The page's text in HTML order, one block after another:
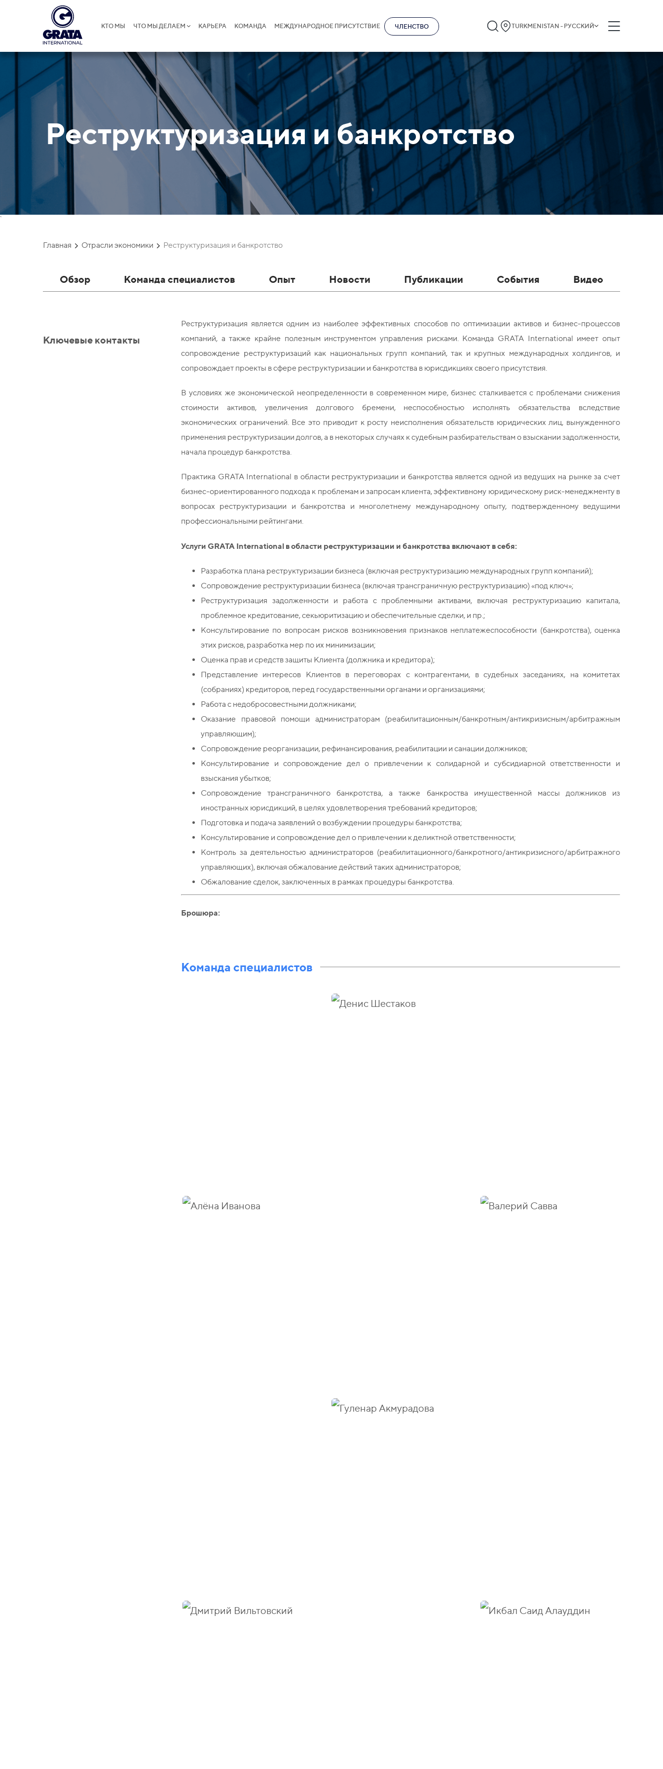
КТО МЫ ЧТО МЫ ДЕЛАЕМ КАРЬЕРА КОМАНДА МЕЖДУНАРОДНОЕ ПРИСУТСТВИЕ ЧЛЕНСТВО TURKMENISTAN - РУССКИЙ
Реструктуризация и банкротство
`
Главная Отрасли экономики Реструктуризация и банкротство
Обзор Команда специалистов Опыт Новости Публикации События Видео
Ключевые контакты
Реструктуризация является одним из наиболее эффективных способов по оптимизации активов и бизнес-процессов
компаний, а также крайне полезным инструментом управления рисками. Команда GRATA International имеет опыт
сопровождение реструктуризаций как национальных групп компаний, так и крупных международных холдингов, и
сопровождает проекты в сфере реструктуризации и банкротства в юрисдикциях своего присутствия.
В условиях же экономической неопределенности в современном мире, бизнес сталкивается с проблемами снижения
стоимости активов, увеличения долгового бремени, неспособностью исполнять обязательства вследствие
экономических ограничений. Все это приводит к росту неисполнения обязательств юридических лиц, вынужденного
применения реструктуризации долгов, а в некоторых случаях к судебным разбирательствам о взыскании задолженности,
начала процедур банкротства.
Практика GRATA International в области реструктуризации и банкротства является одной из ведущих на рынке за счет
бизнес-ориентированного подхода к проблемам и запросам клиента, эффективному юридическому риск-менеджменту в
вопросах реструктуризации и банкротства и многолетнему международному опыту, подтвержденному ведущими
профессиональными рейтингами.
Услуги GRATA International в области реструктуризации и банкротства включают в себя:
Разработка плана реструктуризации бизнеса (включая реструктуризацию международных групп компаний);
Сопровождение реструктуризации бизнеса (включая трансграничную реструктуризацию) «под ключ»;
Реструктуризация задолженности и работа с проблемными активами, включая реструктуризацию капитала,
проблемное кредитование, секьюритизацию и обеспечительные сделки, и пр.;
Консультирование по вопросам рисков возникновения признаков неплатежеспособности (банкротства), оценка
этих рисков, разработка мер по их минимизации;
Оценка прав и средств защиты Клиента (должника и кредитора);
Представление интересов Клиентов в переговорах с контрагентами, в судебных заседаниях, на комитетах
(собраниях) кредиторов, перед государственными органами и организациями;
Работа с недобросовестными должниками;
Оказание правовой помощи администраторам (реабилитационным/банкротным/антикризисным/арбитражным
управляющим);
Сопровождение реорганизации, рефинансирования, реабилитации и санации должников;
Консультирование и сопровождение дел о привлечении к солидарной и субсидиарной ответственности и
взыскания убытков;
Сопровождение трансграничного банкротства, а также банкроства имущественной массы должников из
иностранных юрисдикций, в целях удовлетворения требований кредиторов;
Подготовка и подача заявлений о возбуждении процедуры банкротства;
Консультирование и сопровождение дел о привлечении к деликтной ответственности;
Контроль за деятельностью администраторов (реабилитационного/банкротного/антикризисного/арбитражного
управляющих), включая обжалование действий таких администраторов;
Обжалование сделок, заключенных в рамках процедуры банкротства.
Брошюра:
Команда специалистов